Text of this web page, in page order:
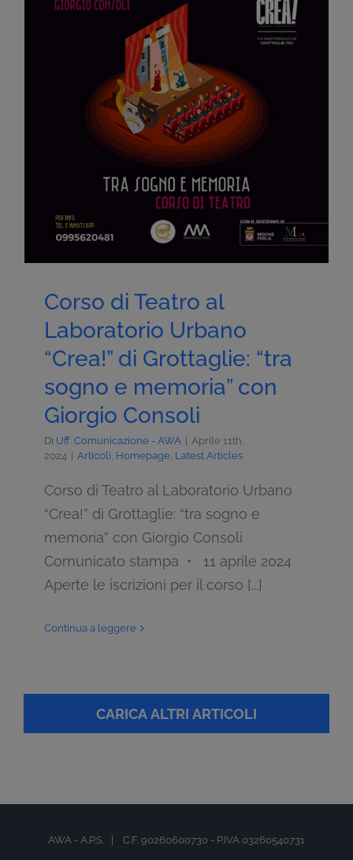
Corso di Teatro al
Laboratorio Urbano
“Crea!” di Grottaglie: “tra
sogno e memoria” con
Giorgio Consoli
Di Uff. Comunicazione - AWA
Aprile 11th,
2024
Articoli Homepage Latest Articles
Corso di Teatro al Laboratorio Urbano
“Crea!” di Grottaglie: “tra sogno e
memoria” con Giorgio Consoli
Comunicato stampa • 11 aprile 2024
Aperte le iscrizioni per il corso [...]
Continua a leggere
CARICA ALTRI ARTICOLI
AWA - A.P.S. | C.F. 90260600730 - P.IVA 03260540731